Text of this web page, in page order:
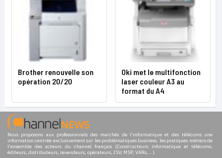
Brother renouvelle son
opération 20/20
Oki met le multifonction
laser couleur A3 au
format du A4
Nous proposons aux professionnels des marchés de l'informatique et des télécoms une
information centrée exclusivement sur les problématiques business, les pratiques métiers de
l'ensemble des acteurs du channel français (Constructeurs informatique et télécoms,
éditeurs, distributeurs, revendeurs, opérateurs, ISV, MSP, VARs,...)